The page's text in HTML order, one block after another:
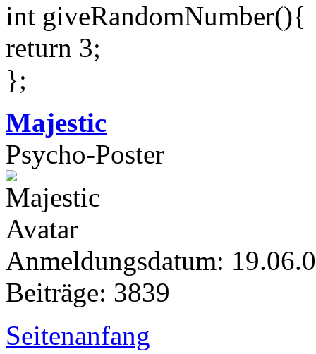
int giveRandomNumber(){
return 3;
};
Majestic
Psycho-Poster
Anmeldungsdatum:
Beiträge: 3839
Seitenanfang